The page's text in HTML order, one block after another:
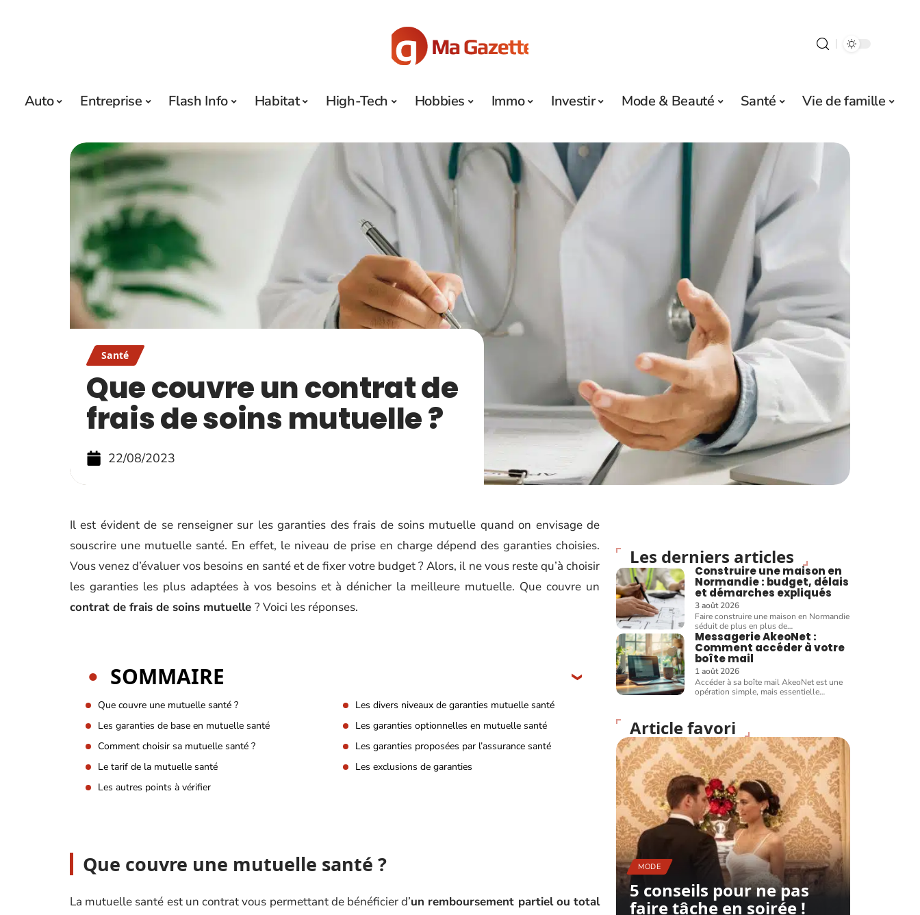
Auto Entreprise Flash Info Habitat High-Tech Hobbies Immo Investir Mode & Beauté Santé Vie de famille
Santé
Que couvre un contrat de
frais de soins mutuelle ?
22/08/2023
Il est évident de se renseigner sur les garanties des frais de soins mutuelle quand on envisage de
souscrire une mutuelle santé. En effet, le niveau de prise en charge dépend des garanties choisies.
Vous venez d’évaluer vos besoins en santé et de fixer votre budget ? Alors, il ne vous reste qu’à choisir
les garanties les plus adaptées à vos besoins et à dénicher la meilleure mutuelle. Que couvre un
contrat de frais de soins mutuelle ? Voici les réponses.
SOMMAIRE
Que couvre une mutuelle santé ?
Les divers niveaux de garanties mutuelle santé
Les garanties de base en mutuelle santé
Les garanties optionnelles en mutuelle santé
Comment choisir sa mutuelle santé ?
Les garanties proposées par l’assurance santé
Le tarif de la mutuelle santé
Les exclusions de garanties
Les autres points à vérifier
Que couvre une mutuelle santé ?
La mutuelle santé est un contrat vous permettant de bénéficier d’un remboursement partiel ou total
Les derniers articles
Construire une maison en
Normandie : budget, délais
et démarches expliqués
3 août 2026
Faire construire une maison en Normandie
séduit de plus en plus de…
Messagerie AkeoNet :
Comment accéder à votre
boîte mail
1 août 2026
Accéder à sa boîte mail AkeoNet est une
opération simple, mais essentielle…
Article favori
MODE
5 conseils pour ne pas
faire tâche en soirée !